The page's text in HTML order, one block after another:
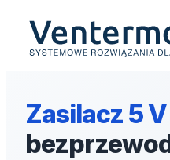
Zasilacz 5 V